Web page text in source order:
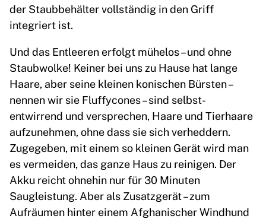
der Staubbehälter vollständig in den Griff
integriert ist.
Und das Entleeren erfolgt mühelos – und ohne
Staubwolke! Keiner bei uns zu Hause hat lange
Haare, aber seine kleinen konischen Bürsten –
nennen wir sie Fluffycones – sind selbst-
entwirrend und versprechen, Haare und Tierhaare
aufzunehmen, ohne dass sie sich verheddern.
Zugegeben, mit einem so kleinen Gerät wird man
es vermeiden, das ganze Haus zu reinigen. Der
Akku reicht ohnehin nur für 30 Minuten
Saugleistung. Aber als Zusatzgerät – zum
Aufräumen hinter einem Afghanischer Windhund